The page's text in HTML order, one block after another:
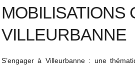
MOBILISATIONS
VILLEURBANNE
S’engager à Villeurbanne : une